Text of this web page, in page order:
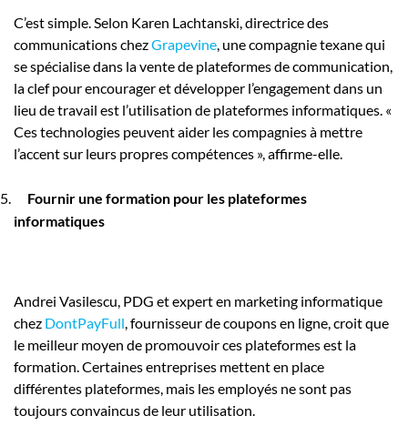
C’est simple. Selon Karen Lachtanski, directrice des
communications chezGrapevine, une compagnie texane qui
se spécialise dans la vente de plateformes de communication,
la clef pour encourager et développer l’engagement dans un
lieu de travail est l’utilisation de plateformes informatiques. «
Ces technologies peuvent aider les compagnies à mettre
l’accent sur leurs propres compétences », affirme-elle.
Fournir une formation pour les plateformes
informatiques
Andrei Vasilescu, PDG et expert en marketing informatique
chez DontPayFull, fournisseur de coupons en ligne, croit que
le meilleur moyen de promouvoir ces plateformes est la
formation. Certaines entreprises mettent en place
différentes plateformes, mais les employés ne sont pas
toujours convaincus de leur utilisation.